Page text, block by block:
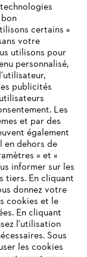
certains «
votre
utilisons pour
personnalisé,
publicités
Les
et par des
également
en dehors de
» et «
informer sur les
tiers. En cliquant
donnez votre
cookies et le
En cliquant
l'utilisation
Sous
les cookies